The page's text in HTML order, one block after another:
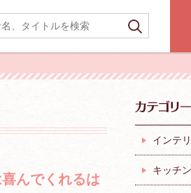
んでくれるは
インテ
キッチン